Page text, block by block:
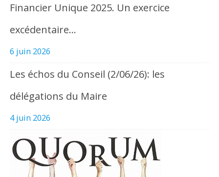
Financier Unique 2025. Un exercice
excédentaire…
6 juin 2026
Les échos du Conseil (2/06/26): les
délégations du Maire
4 juin 2026